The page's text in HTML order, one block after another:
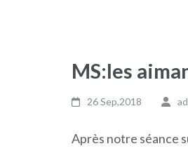
MS:les
26 Sep,2018
Après notre séance